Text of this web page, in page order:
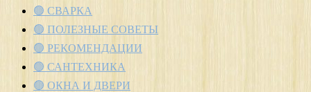
🟢 СВАРКА
🟢 ПОЛЕЗНЫЕ СОВЕТЫ
🟢 РЕКОМЕНДАЦИИ
🟢 САНТЕХНИКА
🟢 ОКНА И ДВЕРИ